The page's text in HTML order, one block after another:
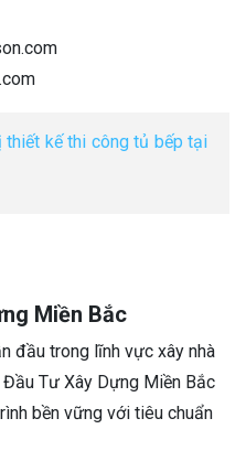
thiết kế thi công tủ bếp tại
Miền Bắc
đầu trong lĩnh vực xây nhà
Tư Xây Dựng Miền Bắc
bền vững với tiêu chuẩn